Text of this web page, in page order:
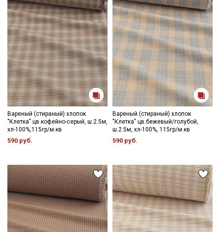
Вареный (стираный) хлопок
"Клетка" цв.кофейно-серый, ш.2.5м,
хл-100%,115гр/м.кв
590 руб.
Вареный (стираный) хлопок
"Клетка" цв.бежевый/голубой,
ш.2.5м, хл-100%, 115гр/м.кв
590 руб.